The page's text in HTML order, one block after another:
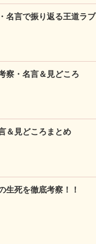
名言で振り返る王道ラブ
察・名言＆見どころ
＆見どころまとめ
生死を徹底考察！！